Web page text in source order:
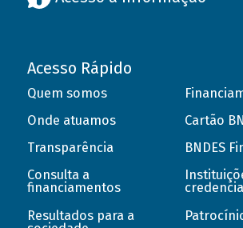
Acesso Rápido
Quem somos
Onde atuamos
Transparência
Consulta a
financiamentos
Resultados para a
Cartão
BNDES